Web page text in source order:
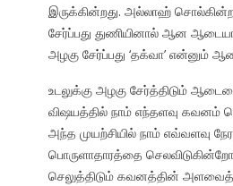
இருக்கின்றது. அல்லாஹ்
சேர்ப்பது துணியினால் ஆன
அழகு சேர்ப்பது ‘தக்வா’ என்னும்
உடலுக்கு அழகு சேர்த்திடும்
விஷயத்தில் நாம் எந்தளவு கவனம்
அந்த முயற்சியில் நாம் எவ்வளவு
பொருளாதாரத்தை
செலுத்திடும் கவனத்தின் அளவைத்